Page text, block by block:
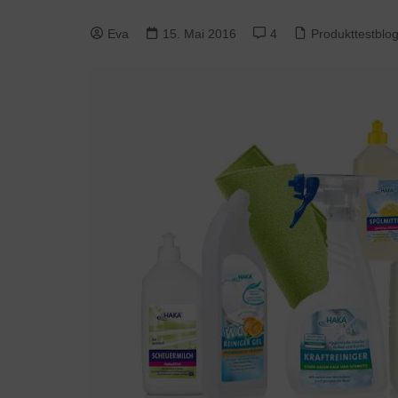
Eva 15. Mai 2016 4 Produkttestblog